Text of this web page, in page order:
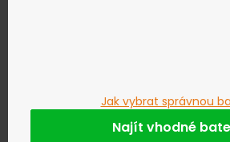
Jak vybrat správnou
Najít vhodné